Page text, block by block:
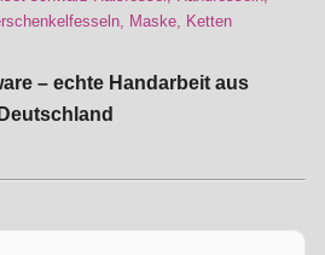
– echte Handarbeit aus
Deutschland